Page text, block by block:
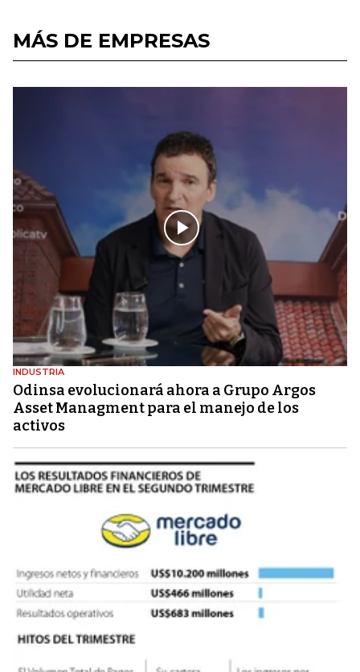
MÁS DE EMPRESAS
INDUSTRIA
Odinsa evolucionará ahora a Grupo Argos
Asset Managment para el manejo de los
activos